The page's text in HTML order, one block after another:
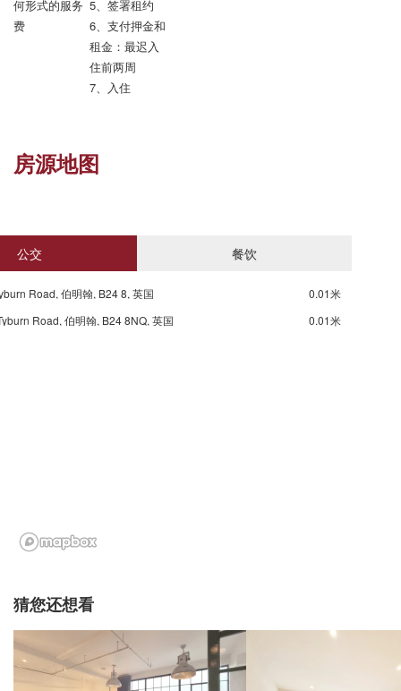
何形式的服务
费
5、签署租约
6、支付押金和
租金：最迟入
住前两周
7、入住
房源地图
公交 餐饮
Road, 伯明翰, B24 8, 英国
0.01米
Road, 伯明翰, B24 8NQ, 英国
0.01米
猜您还想看